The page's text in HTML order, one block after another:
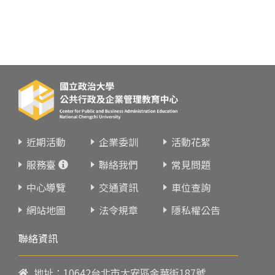
近期活動 企業委訓
活動花絮
服務臺
聯絡我們
常見問題
中心導覽
交通資訊
車位查詢
網站地圖
法令規章
隱私權公告
聯絡資訊